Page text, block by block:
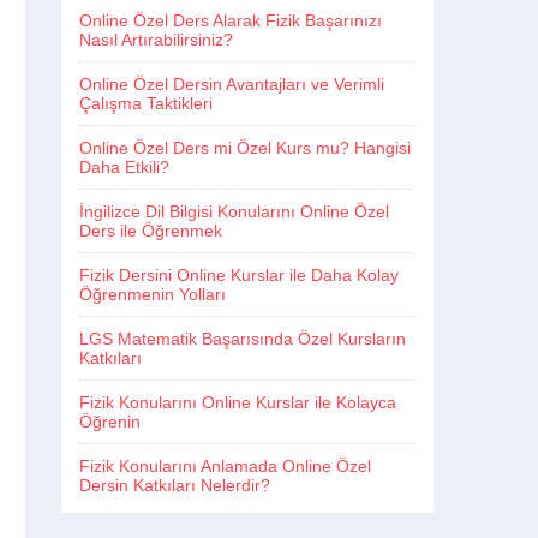
Online Özel Ders Alarak Fizik Başarınızı
Nasıl Artırabilirsiniz?
Online Özel Dersin Avantajları ve Verimli
Çalışma Taktikleri
Online Özel Ders mi Özel Kurs mu? Hangisi
Daha Etkili?
İngilizce Dil Bilgisi Konularını Online Özel
Ders ile Öğrenmek
Fizik Dersini Online Kurslar ile Daha Kolay
Öğrenmenin Yolları
LGS Matematik Başarısında Özel Kursların
Katkıları
Fizik Konularını Online Kurslar ile Kolayca
Öğrenin
Fizik Konularını Anlamada Online Özel
Dersin Katkıları Nelerdir?